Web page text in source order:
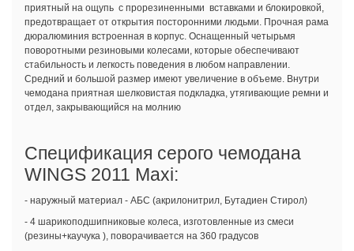
приятный на ощупь с прорезиненными вставками и блокировкой,
предотвращает от открытия посторонними людьми. Прочная рама
дюралюминия встроенная в корпус. Оснащенный четырьмя
поворотными резиновыми колесами, которые обеспечивают
стабильность и легкость поведения в любом направлении.
Средний и большой размер имеют увеличение в объеме. Внутри
чемодана приятная шелковистая подкладка, утягивающие ремни и
отдел, закрывающийся на молнию
Спецификация серого чемодана
WINGS 2011 Maxi:
- наружный материал - АБС (акрилонитрил, Бутадиен Стирол)
- 4 шарикоподшипниковые колеса, изготовленные из смеси
(резины+каучука ), поворачивается на 360 градусов